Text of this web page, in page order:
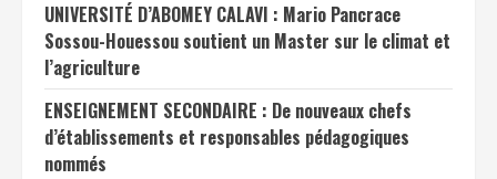
UNIVERSITÉ D’ABOMEY CALAVI : Mario Pancrace
Sossou-Houessou soutient un Master sur le climat et
l’agriculture
ENSEIGNEMENT SECONDAIRE : De nouveaux chefs
d’établissements et responsables pédagogiques
nommés